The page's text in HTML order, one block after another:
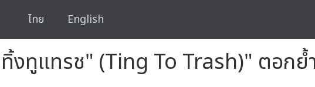
ไทย English
ทิ้งทูแทรช" (Ting To Trash)" ตอก